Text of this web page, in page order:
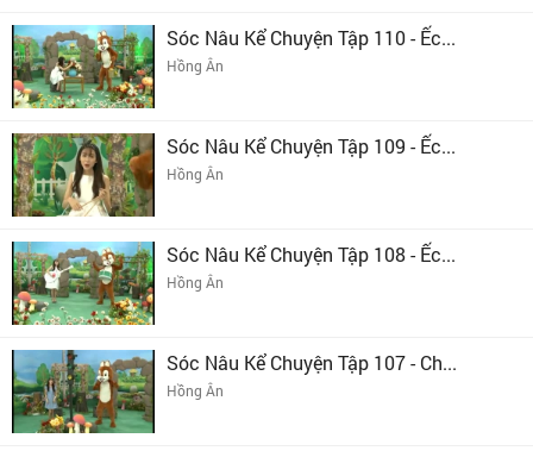
Sóc Nâu Kể Chuyện Tập 110 - Ếc...
Hồng Ân
Sóc Nâu Kể Chuyện Tập 109 - Ếc...
Hồng Ân
Sóc Nâu Kể Chuyện Tập 108 - Ếc...
Hồng Ân
Sóc Nâu Kể Chuyện Tập 107 - Ch...
Hồng Ân